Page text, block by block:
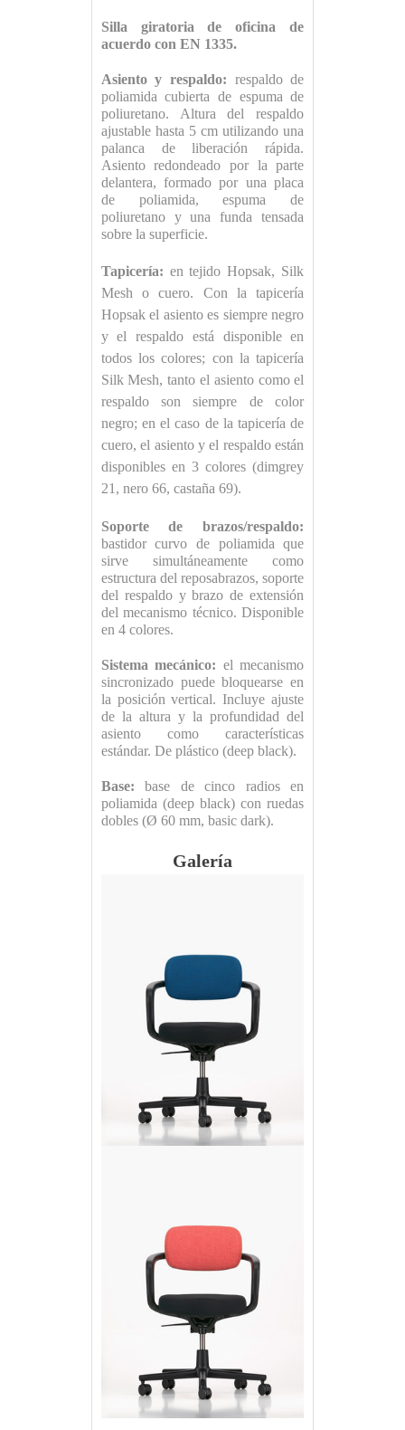
Silla giratoria de oficina de
acuerdo con EN 1335.
Asiento y respaldo: respaldo de
poliamida cubierta de espuma de
poliuretano. Altura del respaldo
ajustable hasta 5 cm utilizando una
palanca de liberación rápida.
Asiento redondeado por la parte
delantera, formado por una placa
de poliamida, espuma de
poliuretano y una funda tensada
sobre la superficie.
Tapicería: en tejido Hopsak, Silk
Mesh o cuero. Con la tapicería
Hopsak el asiento es siempre negro
y el respaldo está disponible en
todos los colores; con la tapicería
Silk Mesh, tanto el asiento como el
respaldo son siempre de color
negro; en el caso de la tapicería de
cuero, el asiento y el respaldo están
disponibles en 3 colores (dimgrey
21, nero 66, castaña 69).
Soporte de brazos/respaldo:
bastidor curvo de poliamida que
sirve simultáneamente como
estructura del reposabrazos, soporte
del respaldo y brazo de extensión
del mecanismo técnico. Disponible
en 4 colores.
Sistema mecánico: el mecanismo
sincronizado puede bloquearse en
la posición vertical. Incluye ajuste
de la altura y la profundidad del
asiento como características
estándar. De plástico (deep black).
Base: base de cinco radios en
poliamida (deep black) con ruedas
dobles (Ø 60 mm, basic dark).
Galería